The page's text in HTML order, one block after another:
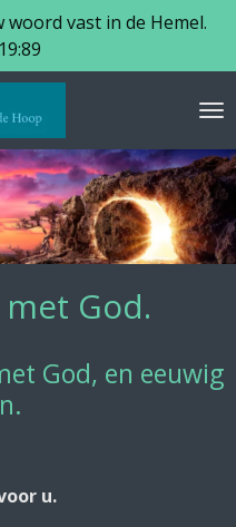
vast in de Hemel.
God.
God, en eeuwig
u.